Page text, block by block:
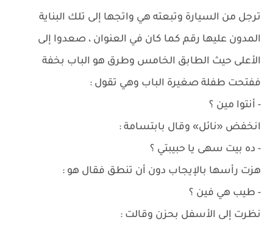
ترجل من السيارة وتبعته هي واتجها إلى تلك البناية
المدون عليها رقم كما كان في العنوان ، صعدوا إلى
الأعلى حيث الطابق الخامس وطرق هو الباب بخفة
ففتحت طفلة صغيرة الباب وهي تقول :
- أنتوا مين ؟
انخفض «نائل» وقال بابتسامة :
- ده بيت سهى يا حبيبتي ؟
هزت رأسها بالإيجاب دون أن تنطق فقال هو :
- طيب هي فين ؟
نظرت إلى الأسفل بحزن وقالت :